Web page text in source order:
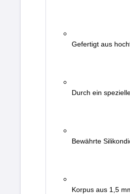
Gefertigt aus
Durch ein
Bewährte
Korpus aus 1,5